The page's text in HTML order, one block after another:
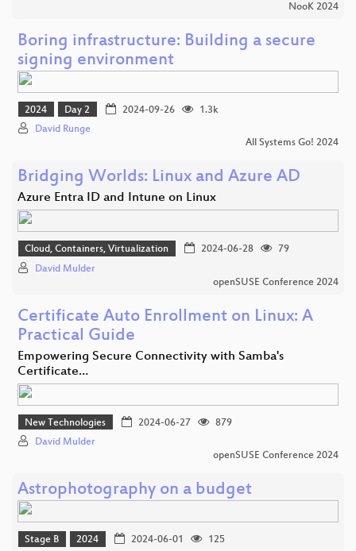
NooK 2024
Boring infrastructure: Building a secure
signing environment
2024 Day 2 2024-09-26
1.3k
David Runge
All Systems Go! 2024
Bridging Worlds: Linux and Azure AD
Azure Entra ID and Intune on Linux
Cloud, Containers, Virtualization 2024-06-28
79
David Mulder
openSUSE Conference 2024
Certificate Auto Enrollment on Linux: A
Practical Guide
Empowering Secure Connectivity with Samba's
Certificate…
New Technologies 2024-06-27
879
David Mulder
openSUSE Conference 2024
Astrophotography on a budget
Stage B 2024 2024-06-01
125